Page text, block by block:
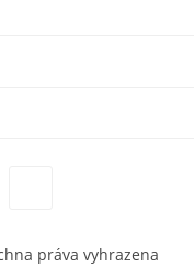
práva vyhrazena